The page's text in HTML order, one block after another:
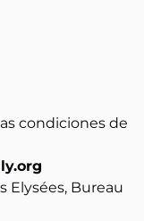
condiciones de
Elysées, Bureau